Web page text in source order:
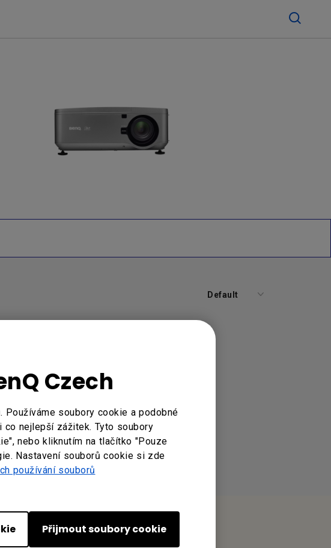
Czech
soubory cookie a podobné
co nejlepší zážitek. Tyto soubory
nebo kliknutím na tlačítko "Pouze
Nastavení souborů cookie si zde
používání souborů
Přijmout soubory cookie
Default